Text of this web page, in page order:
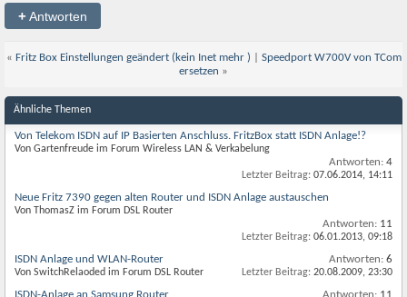
+Antworten
« Fritz Box Einstellungen geändert (kein Inet mehr )
Speedport W700V von TCom
ersetzen »
Ähnliche Themen
Von Telekom ISDN auf IP Basierten Anschluss. FritzBox statt ISDN Anlage!?
Von Gartenfreude im Forum Wireless LAN & Verkabelung
Antworten: 4
Letzter Beitrag: 07.06.2014, 14:11
Neue Fritz 7390 gegen alten Router und ISDN Anlage austauschen
Von ThomasZ im Forum DSL Router
Antworten: 11
Letzter Beitrag: 06.01.2013, 09:18
ISDN Anlage und WLAN-Router
Von SwitchRelaoded im Forum DSL Router
Antworten: 6
Letzter Beitrag: 20.08.2009, 23:30